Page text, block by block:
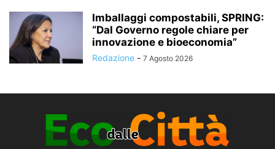
Imballaggi compostabili, SPRING:
“Dal Governo regole chiare per
innovazione e bioeconomia”
Redazione - 7 Agosto 2026